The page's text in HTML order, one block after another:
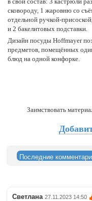
сковороду, 1 жаровню со
отдельной ручкой-
и 2 бакелитовых подставки.
Дизайн посуды Hoffmayer
предметов, помещённых
блюд на одной конфорке.
Заимствовать
Последние
Светлана 27.11.2023 14:50